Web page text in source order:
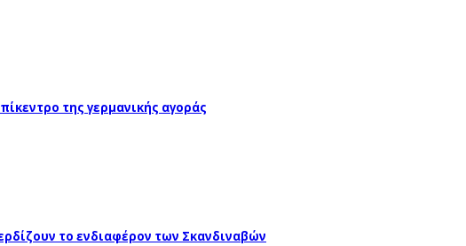
της γερμανικής αγοράς
το ενδιαφέρον των Σκανδιναβών